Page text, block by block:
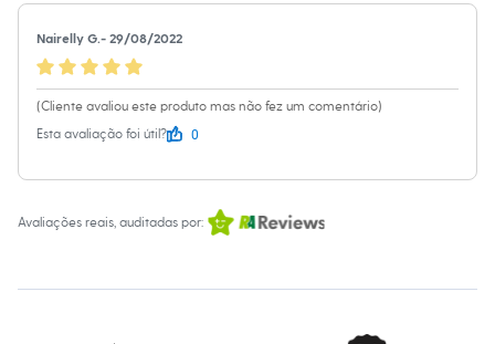
Calçados
Leggings
Shorts e Bermudas
Tops
Moda íntima
Calcinhas
Cintas e Modeladores
Pijamas
Moda praia
Biquínis
Personagens
Nairelly G.- 29/08/2022
(Cliente avaliou este produto mas não fez um comentário)
Esta avaliação foi útil?
0
Avaliações reais, auditadas por: